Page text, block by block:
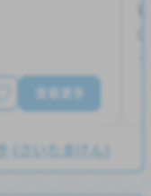
查看更多
(さいたまけん)